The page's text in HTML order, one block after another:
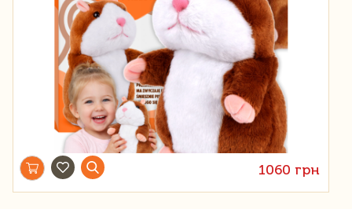
1060 грн